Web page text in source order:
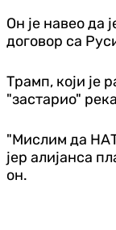
Он је навео да
договор са
Трамп, који је
"застарио"
"Мислим да
јер алијанса
он.